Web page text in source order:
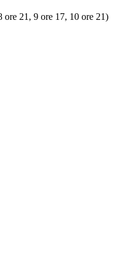
21, 9 ore 17, 10 ore 21)